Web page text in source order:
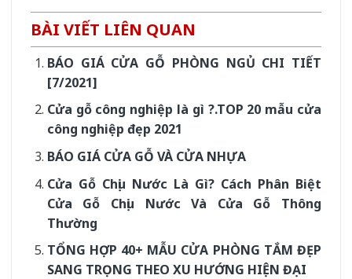
BÀI VIẾT LIÊN QUAN
BÁO GIÁ CỬA GỖ PHÒNG NGỦ CHI TIẾT
[7/2021]
Cửa gỗ công nghiệp là gì ?.TOP 20 mẫu cửa
công nghiệp đẹp 2021
BÁO GIÁ CỬA GỖ VÀ CỬA NHỰA
Cửa Gỗ Chịu Nước Là Gì? Cách Phân Biệt
Cửa Gỗ Chịu Nước Và Cửa Gỗ Thông
Thường
TỔNG HỢP 40+ MẪU CỬA PHÒNG TẮM ĐẸP
SANG TRỌNG THEO XU HƯỚNG HIỆN ĐẠI